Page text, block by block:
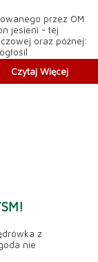
przez OM
jesieni - tej
oraz późnej:
Czytaj Więcej
z
nie